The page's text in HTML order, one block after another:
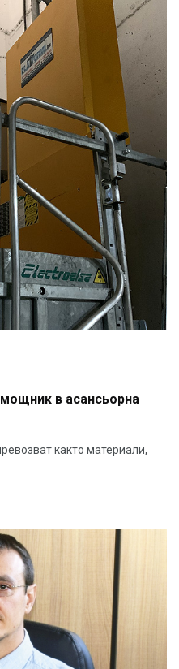
в асансьорна
както материали,